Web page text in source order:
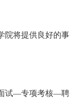
院将提供良好的事
试—专项考核—聘